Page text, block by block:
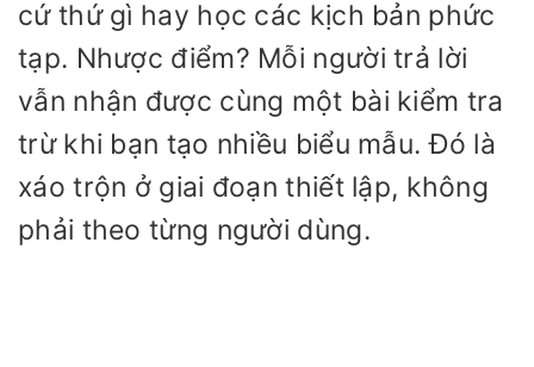
cứ thứ gì hay học các kịch bản phức
tạp. Nhược điểm? Mỗi người trả lời
vẫn nhận được cùng một bài kiểm tra
trừ khi bạn tạo nhiều biểu mẫu. Đó là
xáo trộn ở giai đoạn thiết lập, không
phải theo từng người dùng.